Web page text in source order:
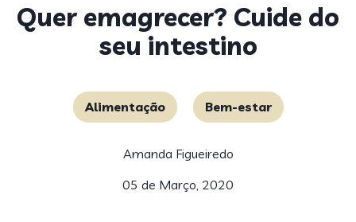
Quer emagrecer? Cuide do
seu intestino
Alimentação Bem-estar
Amanda Figueiredo
05 de Março, 2020